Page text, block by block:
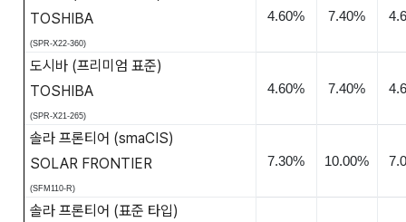
4.60% 7.40%
TOSHIBA
(SPR-X22-360)
도시바 (프리미엄 표준)
4.60% 7.40%
TOSHIBA
(SPR-X21-265)
솔라 프론티어 (smaCIS)
7.30% 10.00%
SOLAR FRONTIER
(SFM110-R)
솔라 프론티어 (표준 타입)